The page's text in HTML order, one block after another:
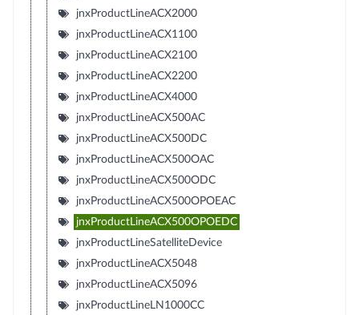
jnxProductLineACX2000
jnxProductLineACX1100
jnxProductLineACX2100
jnxProductLineACX2200
jnxProductLineACX4000
jnxProductLineACX500AC
jnxProductLineACX500DC
jnxProductLineACX500OAC
jnxProductLineACX500ODC
jnxProductLineACX500OPOEAC
jnxProductLineACX500OPOEDC
jnxProductLineSatelliteDevice
jnxProductLineACX5048
jnxProductLineACX5096
jnxProductLineLN1000CC